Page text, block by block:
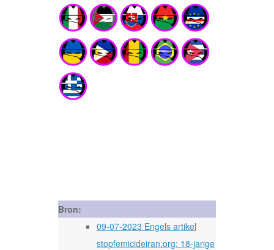
Bron:
09-07-2023 Engels artikel
stopfemicideiran.org: 18-jarige